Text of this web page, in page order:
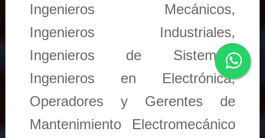
Ingenieros Mecánicos,
Ingenieros Industriales,
Ingenieros de Sistemas,
Ingenieros en Electrónica,
Operadores y Gerentes de
Mantenimiento Electromecánico